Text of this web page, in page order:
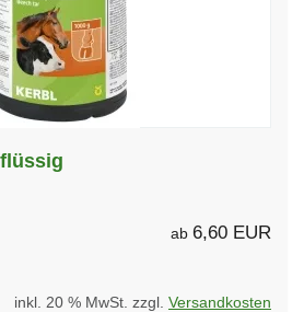
ab 6,60 EUR
inkl. 20 % MwSt. zzgl. Versandkosten